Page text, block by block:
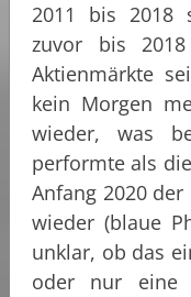
2011 bis 2018
zuvor bis
Aktienmärkte
kein Morgen
wieder, was
performte als
Anfang 2020
wieder (blaue
unklar, ob das
oder nur eine